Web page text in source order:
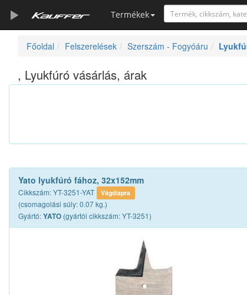
Termékek
Szerszámkatalógus
Kosár
Főoldal Felszerelések Szerszám - Fogyóáru
, Lyukfúró vásárlás, árak
Yato lyukfúró fához, 32x152mm
Cikkszám: YT-3251-YAT Vágólapra
(csomagolási súly: 0.07 kg.)
Gyártó:YATO (gyártói cikkszám: YT-3251)